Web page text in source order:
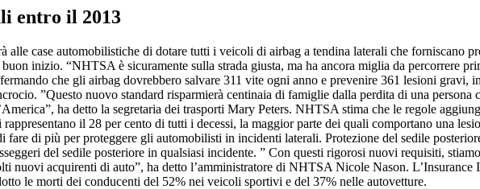
entro il 2013
case automobilistiche di dotare tutti i veicoli di airbag a tendina laterali che forniscano
inizio. “NHTSA è sicuramente sulla strada giusta, ma ha ancora miglia da percorrere
che gli airbag dovrebbero salvare 311 vite ogni anno e prevenire 361 lesioni gravi,
”Questo nuovo standard risparmierà centinaia di famiglie dalla perdita di una persona
ha detto la segretaria dei trasporti Mary Peters. NHTSA stima che le regole
il 28 per cento di tutti i decessi, la maggior parte dei quali comportano una
di più per proteggere gli automobilisti in incidenti laterali. Protezione del sedile
del sedile posteriore in qualsiasi incidente. ” Con questi rigorosi nuovi requisiti,
nuovi acquirenti di auto”, ha detto l’amministratore di NHTSA Nicole Nason.
le morti dei conducenti del 52% nei veicoli sportivi e del 37% nelle autovetture.